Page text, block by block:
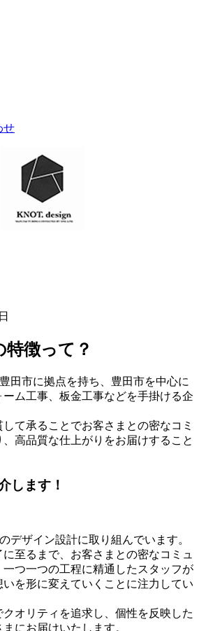
せ
特徴って？
田市に拠点を持ち、豊田市を中心に
ム工事、板金工事などを手掛ける企
て承ることでお客さまとの密なコミ
、高品質な仕上がりをお届けすること
します！
デザイン設計に取り組んでいます。
至るまで、お客さまとの密なコミュ
つ一つの工程に精通したスタッフが
を形に変えていくことに注力してい
オリティを追求し、個性を反映した
にお届けいたします。